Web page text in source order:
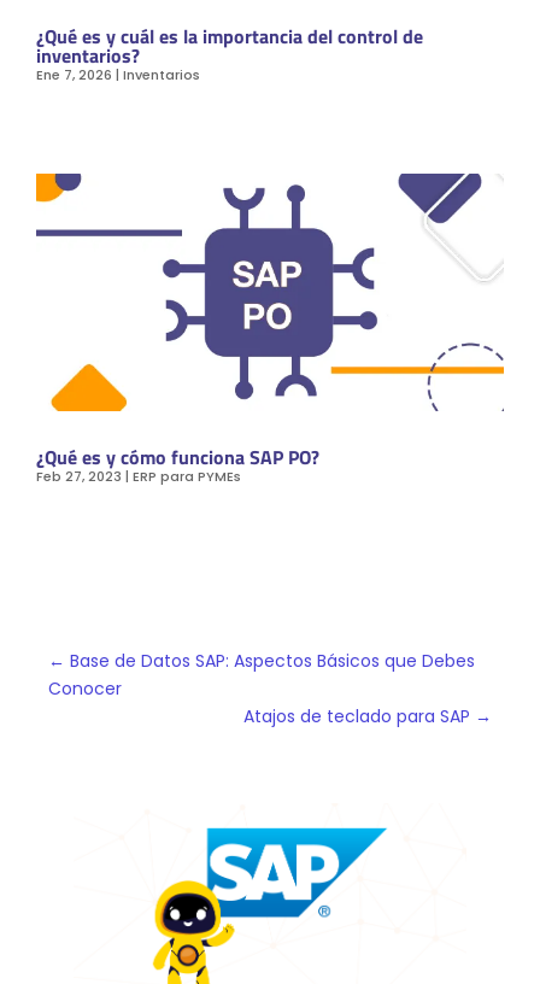
¿Qué es y cuál es la importancia del control de
inventarios?
Ene 7, 2026 |Inventarios
¿Qué es y cómo funciona SAP PO?
Feb 27, 2023 |ERP para PYMEs
←Base de Datos SAP: Aspectos Básicos que Debes
Conocer
Atajos de teclado para SAP →